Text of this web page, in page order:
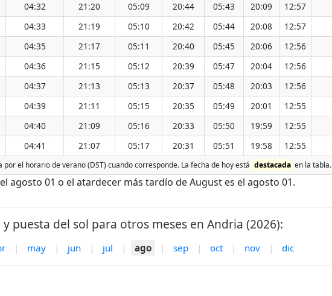
04:32 21:20 05:09 20:44 05:43 20:09 12:57
04:33 21:19 05:10 20:42 05:44 20:08 12:57
04:35 21:17 05:11 20:40 05:45 20:06 12:56
04:36 21:15 05:12 20:39 05:47 20:04 12:56
04:37 21:13 05:13 20:37 05:48 20:03 12:56
04:39 21:11 05:15 20:35 05:49 20:01 12:55
04:40 21:09 05:16 20:33 05:50 19:59 12:55
04:41 21:07 05:17 20:31 05:51 19:58 12:55
el horario de verano (DST) cuando corresponde. La fecha de hoy está destacada en la tabla.
agosto 01 o el atardecer más tardío de August es el agosto 01.
puesta del sol para otros meses en Andria (2026):
| may | jun | jul | ago | sep | oct | nov | dic